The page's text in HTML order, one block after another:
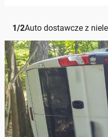
1/2Auto dostawcze z